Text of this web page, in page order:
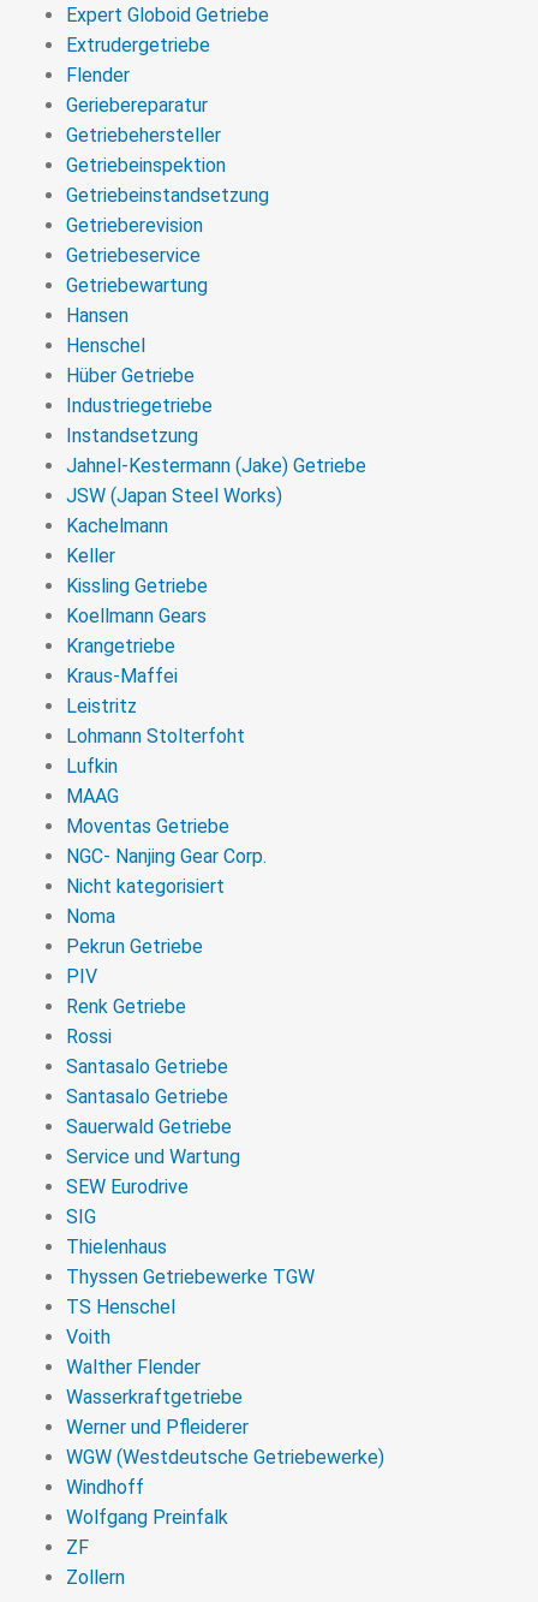
Expert Globoid Getriebe
Extrudergetriebe
Flender
Geriebereparatur
Getriebehersteller
Getriebeinspektion
Getriebeinstandsetzung
Getrieberevision
Getriebeservice
Getriebewartung
Hansen
Henschel
Hüber Getriebe
Industriegetriebe
Instandsetzung
Jahnel-Kestermann (Jake) Getriebe
JSW (Japan Steel Works)
Kachelmann
Keller
Kissling Getriebe
Koellmann Gears
Krangetriebe
Kraus-Maffei
Leistritz
Lohmann Stolterfoht
Lufkin
MAAG
Moventas Getriebe
NGC- Nanjing Gear Corp.
Nicht kategorisiert
Noma
Pekrun Getriebe
PIV
Renk Getriebe
Rossi
Santasalo Getriebe
Santasalo Getriebe
Sauerwald Getriebe
Service und Wartung
SEW Eurodrive
SIG
Thielenhaus
Thyssen Getriebewerke TGW
TS Henschel
Voith
Walther Flender
Wasserkraftgetriebe
Werner und Pfleiderer
WGW (Westdeutsche Getriebewerke)
Windhoff
Wolfgang Preinfalk
ZF
Zollern